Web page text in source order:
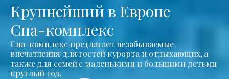
Крупнейший в Европе
Спа-комплекс
Спа-комплекс предлагает незабываемые
впечатления для гостей курорта и отдыхающих, а
также для семей с маленькими и большими детьми
круглый год.